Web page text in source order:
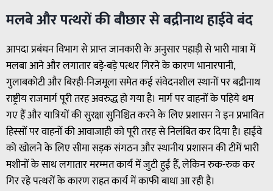
मलबे और पत्थरों की बौछार से बद्रीनाथ हाईवे बंद
आपदा प्रबंधन विभाग से प्राप्त जानकारी के अनुसार पहाड़ी से भारी मात्रा में
मलबा आने और लगातार बड़े-बड़े पत्थर गिरने के कारण भानारपानी,
गुलाबकोटी और बिरही-निजमूला समेत कई संवेदनशील स्थानों पर बद्रीनाथ
राष्ट्रीय राजमार्ग पूरी तरह अवरुद्ध हो गया है। मार्ग पर वाहनों के पहिये थम
गए हैं और यात्रियों की सुरक्षा सुनिश्चित करने के लिए प्रशासन ने इन प्रभावित
हिस्सों पर वाहनों की आवाजाही को पूरी तरह से निलंबित कर दिया है। हाईवे
को खोलने के लिए सीमा सड़क संगठन और स्थानीय प्रशासन की टीमें भारी
मशीनों के साथ लगातार मरम्मत कार्य में जुटी हुई हैं, लेकिन रुक-रुक कर
गिर रहे पत्थरों के कारण राहत कार्य में काफी बाधा आ रही है।